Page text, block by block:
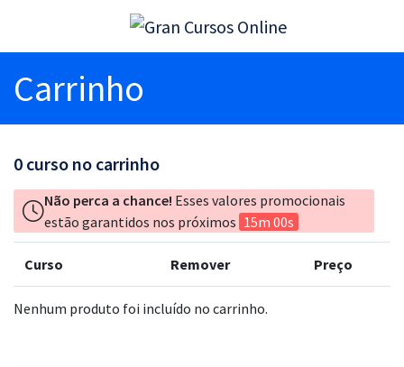
Carrinho
0 curso no carrinho
Não perca a chance! Esses valores promocionais
estão garantidos nos próximos 15m 00s
Curso Remover Preço
Nenhum produto foi incluído no carrinho.